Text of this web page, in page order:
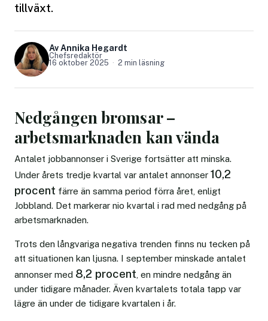
tillväxt.
Av Annika Hegardt
Chefsredaktör
16 oktober 2025
2 min läsning
Nedgången bromsar –
arbetsmarknaden kan vända
Antalet jobbannonser i Sverige fortsätter att minska.
Under årets tredje kvartal var antalet annonser 10,2
procent färre än samma period förra året, enligt
Jobbland. Det markerar nio kvartal i rad med nedgång på
arbetsmarknaden.
Trots den långvariga negativa trenden finns nu tecken på
att situationen kan ljusna. I september minskade antalet
annonser med 8,2 procent , en mindre nedgång än
under tidigare månader. Även kvartalets totala tapp var
lägre än under de tidigare kvartalen i år.